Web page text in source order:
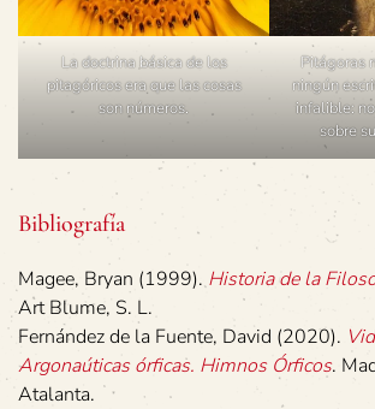
La doctrina básica de los
pitagóricos era que las cosas
son números.
Pitágoras
ningún
infalible:
sobre
Bibliografía
Magee, Bryan (1999).Historia de la
Art Blume, S. L.
Fernández de la Fuente, David (2020).
Argonaúticas órficas. Himnos Órficos.
Atalanta.